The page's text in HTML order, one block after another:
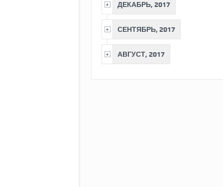
ДЕКАБРЬ, 2017
СЕНТЯБРЬ, 2017
АВГУСТ, 2017